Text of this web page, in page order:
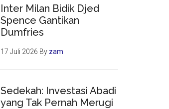
Inter Milan Bidik Djed
Spence Gantikan
Dumfries
17 Juli 2026 By zam
Sedekah: Investasi Abadi
yang Tak Pernah Merugi